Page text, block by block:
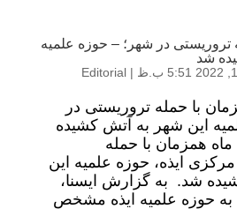
تروریستی در شهر؛ – حوزه علمیه
شد
|
Editorial
با حمله تروریستی در
این شهر به آتش کشیده
۲۵ آبان ماه همزمان با حمله
ایذه، حوزه علمیه این
شد. به گزارش ایسنا،
به حوزه علمیه ایذه مشخص